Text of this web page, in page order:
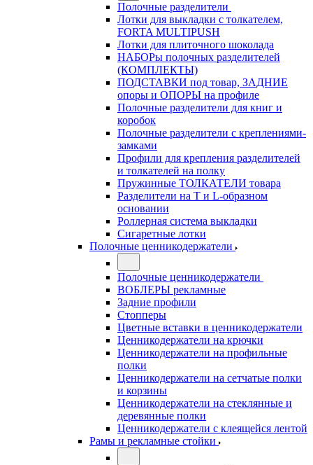
Полочные разделители
Лотки для выкладки с толкателем,
FORTA MULTIPUSH
Лотки для плиточного шоколада
НАБОРы полочных разделителей
(КОМПЛЕКТЫ)
ПОДСТАВКИ под товар, ЗАДНИЕ
опоры и ОПОРЫ на профиле
Полочные разделители для книг и
коробок
Полочные разделители с креплениями-
замками
Профили для крепления разделителей
и толкателей на полку
Пружинные ТОЛКАТЕЛИ товара
Разделители на Т и L-образном
основании
Роллерная система выкладки
Сигаретные лотки
Полочные ценникодержатели
Полочные ценникодержатели
ВОБЛЕРЫ рекламные
Задние профили
Стопперы
Цветные вставки в ценникодержатели
Ценникодержатели на крючки
Ценникодержатели на профильные
полки
Ценникодержатели на сетчатые полки
и корзины
Ценникодержатели на стеклянные и
деревянные полки
Ценникодержатели с клеящейся лентой
Рамы и рекламные стойки